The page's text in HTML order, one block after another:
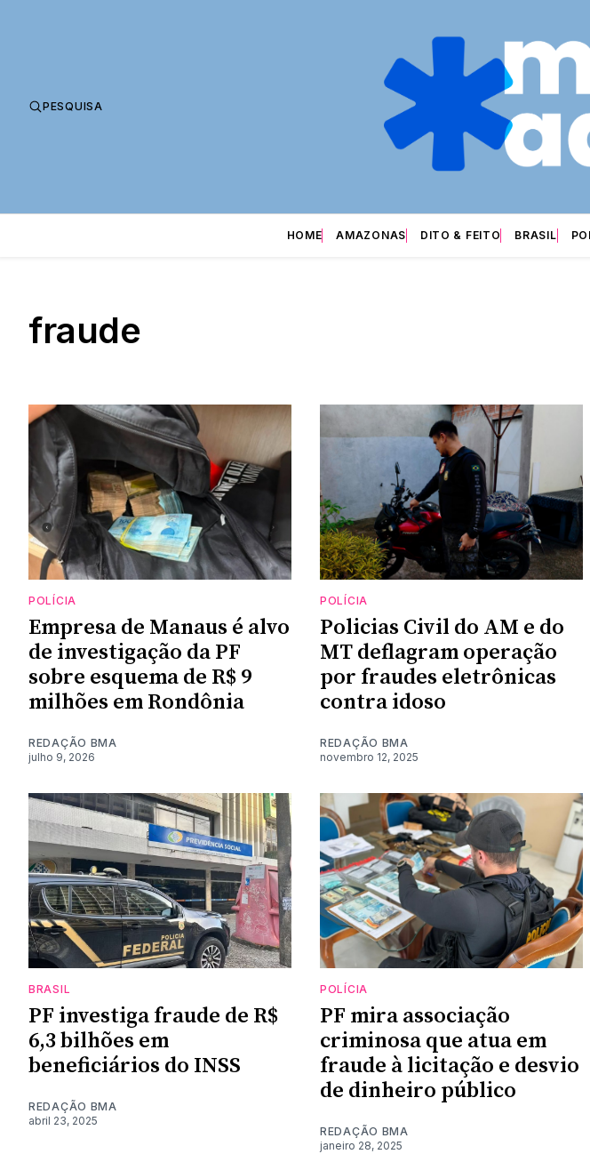
PESQUISA
HOME AMAZONAS DITO & FEITO BRASIL
fraude
POLÍCIA
Empresa de Manaus é alvo
de investigação da PF
sobre esquema de R$ 9
milhões em Rondônia
REDAÇÃO BMA
julho 9, 2026
POLÍCIA
Policias Civil do AM e do
MT deflagram operação
por fraudes eletrônicas
contra idoso
REDAÇÃO BMA
novembro 12, 2025
BRASIL
PF investiga fraude de R$
6,3 bilhões em
beneficiários do INSS
REDAÇÃO BMA
abril 23, 2025
POLÍCIA
PF mira associação
criminosa que atua em
fraude à licitação e desvio
de dinheiro público
REDAÇÃO BMA
janeiro 28, 2025